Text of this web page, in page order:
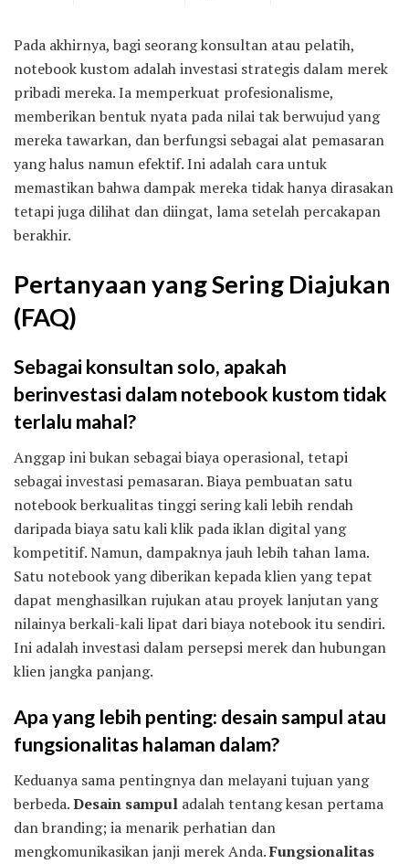
Pada akhirnya, bagi seorang konsultan atau pelatih,
notebook kustom adalah investasi strategis dalam merek
pribadi mereka. Ia memperkuat profesionalisme,
memberikan bentuk nyata pada nilai tak berwujud yang
mereka tawarkan, dan berfungsi sebagai alat pemasaran
yang halus namun efektif. Ini adalah cara untuk
memastikan bahwa dampak mereka tidak hanya dirasakan
tetapi juga dilihat dan diingat, lama setelah percakapan
berakhir.
Pertanyaan yang Sering Diajukan
(FAQ)
Sebagai konsultan solo, apakah
berinvestasi dalam notebook kustom tidak
terlalu mahal?
Anggap ini bukan sebagai biaya operasional, tetapi
sebagai investasi pemasaran. Biaya pembuatan satu
notebook berkualitas tinggi sering kali lebih rendah
daripada biaya satu kali klik pada iklan digital yang
kompetitif. Namun, dampaknya jauh lebih tahan lama.
Satu notebook yang diberikan kepada klien yang tepat
dapat menghasilkan rujukan atau proyek lanjutan yang
nilainya berkali-kali lipat dari biaya notebook itu sendiri.
Ini adalah investasi dalam persepsi merek dan hubungan
klien jangka panjang.
Apa yang lebih penting: desain sampul atau
fungsionalitas halaman dalam?
Keduanya sama pentingnya dan melayani tujuan yang
berbeda.Desain sampul adalah tentang kesan pertama
dan branding; ia menarik perhatian dan
mengkomunikasikan janji merek Anda.Fungsionalitas